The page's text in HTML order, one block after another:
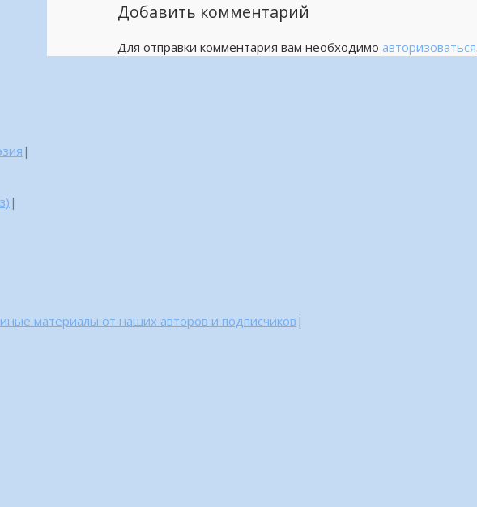
Добавить комментарий
Для отправки комментария вам необходимо авторизоваться
|
|
материалы от наших авторов и подписчиков |